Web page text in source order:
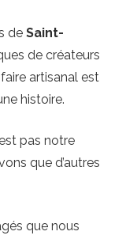
de Saint-
de créateurs
artisanal est
histoire.
pas notre
que d’autres
que nous